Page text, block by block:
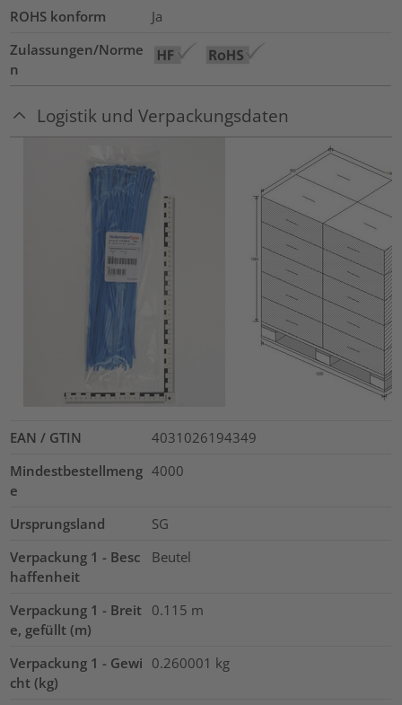
ROHS konform
Ja
Zulassungen/Norme
n
Logistik und Verpackungsdaten
EAN / GTIN
4031026194349
Mindestbestellmeng
e
4000
Ursprungsland
SG
Verpackung 1 - Besc
haffenheit
Beutel
Verpackung 1 - Breit
e, gefüllt (m)
0.115 m
Verpackung 1 - Gewi
cht (kg)
0.260001 kg